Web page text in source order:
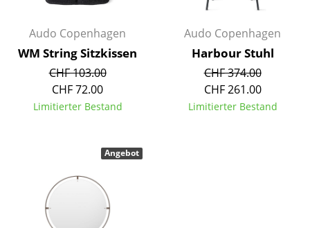
TV Möbel
Beistell- & Rollcontainer
Barmöbel
Kleinaufbewahrung
Einzelteile
... alle Aufbewahrungsmöbel
Audo Copenhagen
WM String Sitzkissen
CHF 103.00
CHF 72.00
Limitierter Bestand
Audo Copenhagen
Harbour Stuhl
CHF 374.00
CHF 261.00
Limitierter Bestand
Angebot